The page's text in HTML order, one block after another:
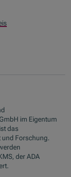
im Eigentum
das
und Forschung.
der ADA